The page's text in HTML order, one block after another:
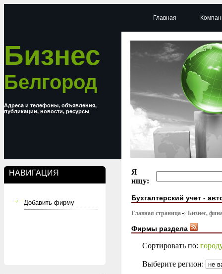
Бизнес
Белгород
Адреса и телефоны, объявления,
публикации, новости, ресурсы
НАВИГАЦИЯ
Добавить фирму
Главная
Я
ищу:
Бухгалтерский учет -
Главная страница Бизнес,
Фирмы раздела
Сортировать по:
Выберите регион: